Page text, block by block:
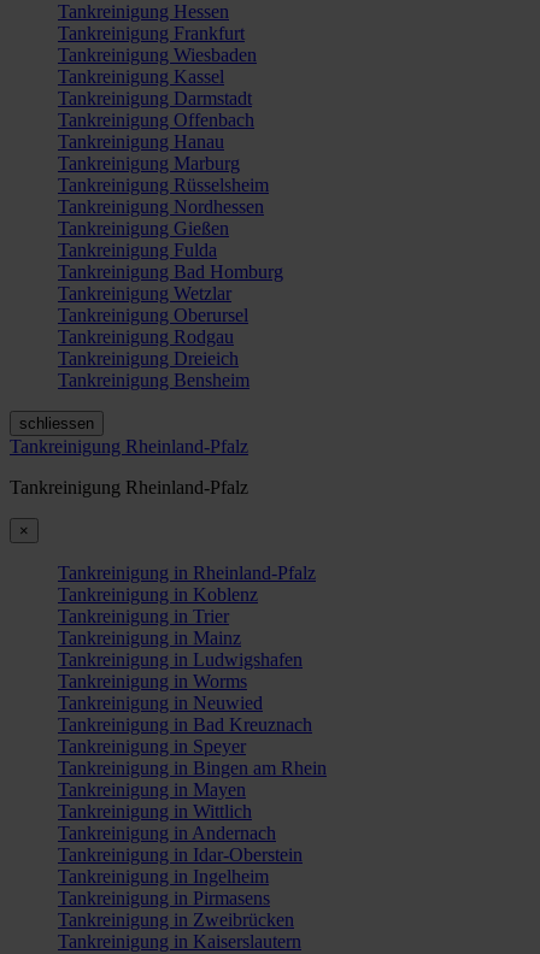
Tankreinigung Hessen
Tankreinigung Frankfurt
Tankreinigung Wiesbaden
Tankreinigung Kassel
Tankreinigung Darmstadt
Tankreinigung Offenbach
Tankreinigung Hanau
Tankreinigung Marburg
Tankreinigung Rüsselsheim
Tankreinigung Nordhessen
Tankreinigung Gießen
Tankreinigung Fulda
Tankreinigung Bad Homburg
Tankreinigung Wetzlar
Tankreinigung Oberursel
Tankreinigung Rodgau
Tankreinigung Dreieich
Tankreinigung Bensheim
schliessen
Tankreinigung Rheinland-Pfalz
Tankreinigung Rheinland-Pfalz
×
Tankreinigung in Rheinland-Pfalz
Tankreinigung in Koblenz
Tankreinigung in Trier
Tankreinigung in Mainz
Tankreinigung in Ludwigshafen
Tankreinigung in Worms
Tankreinigung in Neuwied
Tankreinigung in Bad Kreuznach
Tankreinigung in Speyer
Tankreinigung in Bingen am Rhein
Tankreinigung in Mayen
Tankreinigung in Wittlich
Tankreinigung in Andernach
Tankreinigung in Idar-Oberstein
Tankreinigung in Ingelheim
Tankreinigung in Pirmasens
Tankreinigung in Zweibrücken
Tankreinigung in Kaiserslautern